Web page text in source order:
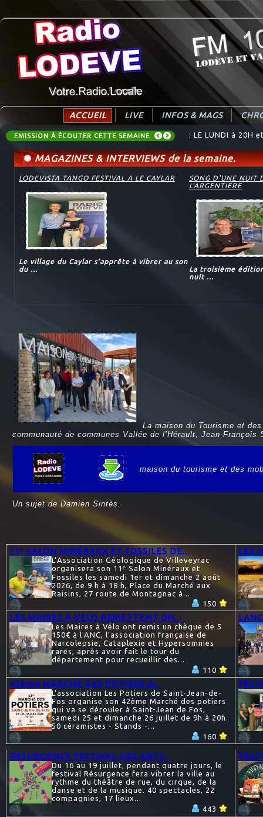
ACCUEIL LIVE INFOS & MAGS
EMISSION À ÉCOUTER CETTE SEMAINE : LE LUNDI à 20H
: Destination
MAGAZINES & INTERVIEWS de la semaine.
LODEVISTA TANGO FESTIVAL A LE CAYLAR
Le village du Caylar s’apprête à vibrer au son
du ...
SONG D'UNE NUIT
L'ARGENTIERE
La troisième
nuit ...
La maison du Tourisme et
communauté de communes Vallée de l’Hérault, Jean-
maison du tourisme et des
Un sujet de Damien Sintès.
11ᵉ SALON MINÉRAUX ET FOSSILES DE...
L’Association Géologique de Villeveyrac
organisera son 11ᵉ Salon Minéraux et
Fossiles les samedi 1er et dimanche 2 août
2026, de 9 h à 18 h, Place du Marché aux
Raisins, 27 route de Montagnac à...
150
LES
LES MAIRES A VELO REMETTENT UN...
Les Maires à Vélo ont remis un chèque de 5
150€ à l'ANC, l’association française de
Narcolepsie, Cataplexie et Hypersomnies
rares, après avoir fait le tour du
département pour recueillir des...
110
42ème MARCHÉ DES POTIERS À...
L'association Les Potiers de Saint-Jean-de-
Fos organise son 42ème Marché des potiers
qui va se dérouler à Saint-Jean de Fos,
samedi 25 et dimanche 26 juillet de 9h à 20h.
50 céramistes - Stands -...
160
RESURGENCE FESTIVAL DES ARTS...
Du 16 au 19 juillet, pendant quatre jours, le
festival Résurgence fera vibrer la ville au
rythme du théâtre de rue, du cirque, de la
danse et de la musique. 40 spectacles, 22
compagnies, 17 lieux...
443